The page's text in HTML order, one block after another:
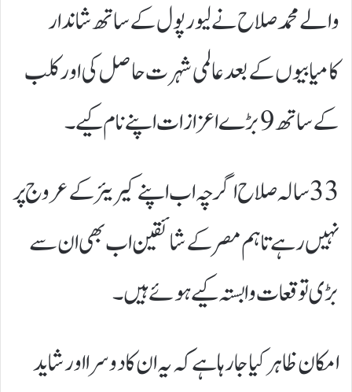
والے محمد صلاح نے لیورپول کے ساتھ شاندار
کامیابیوں کے بعد عالمی شہرت حاصل کی اور کلب
کے ساتھ 9 بڑے اعزازات اپنے نام کیے۔
33 سالہ صلاح اگرچہ اب اپنے کیریئر کے عروج پر
نہیں رہے تاہم مصر کے شائقین اب بھی ان سے
بڑی توقعات وابستہ کیے ہوئے ہیں۔
امکان ظاہر کیا جا رہا ہے کہ یہ ان کا دوسرا اور شاید